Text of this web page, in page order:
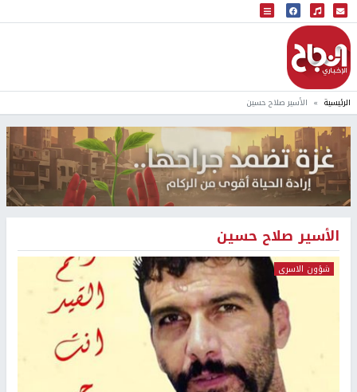
البث المباشر
إذاعة النجاح
الرئيسية الأسير صلاح حسين
الأسير صلاح حسين
شؤون الاسرى